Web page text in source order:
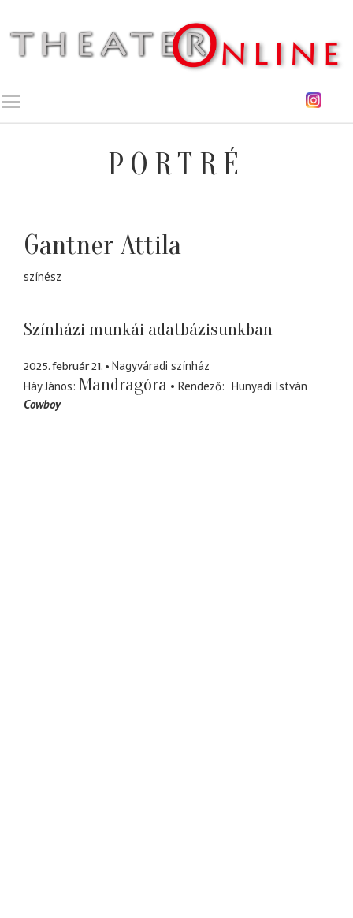
PORTRÉ
Gantner Attila
színész
Színházi munkái adatbázisunkban
2025. február 21.
Nagyváradi színház
Háy János Mandragóra Rendező
Hunyadi István
Cowboy